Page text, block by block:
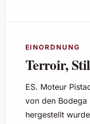
EINORDNUNG
Terroir,
ES. Moteur
von den
hergestellt